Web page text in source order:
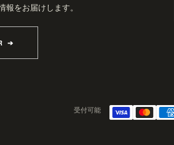
代ストリートシーンの象徴的ブランドで
をお届けします。
➔
受付可能